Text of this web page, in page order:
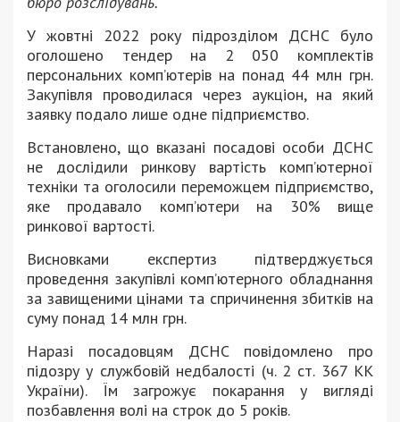
У жовтні 2022 року підрозділом ДСНС було
оголошено тендер на 2 050 комплектів
персональних комп’ютерів на понад 44 млн грн.
Закупівля проводилася через аукціон, на який
заявку подало лише одне підприємство.
Встановлено, що вказані посадові особи ДСНС
не дослідили ринкову вартість комп’ютерної
техніки та оголосили переможцем підприємство,
яке продавало комп’ютери на 30% вище
ринкової вартості.
Висновками експертиз підтверджується
проведення закупівлі комп’ютерного обладнання
за завищеними цінами та спричинення збитків на
суму понад 14 млн грн.
Наразі посадовцям ДСНС повідомлено про
підозру у службовій недбалості (ч. 2 ст. 367 КК
України). Їм загрожує покарання у вигляді
позбавлення волі на строк до 5 років.